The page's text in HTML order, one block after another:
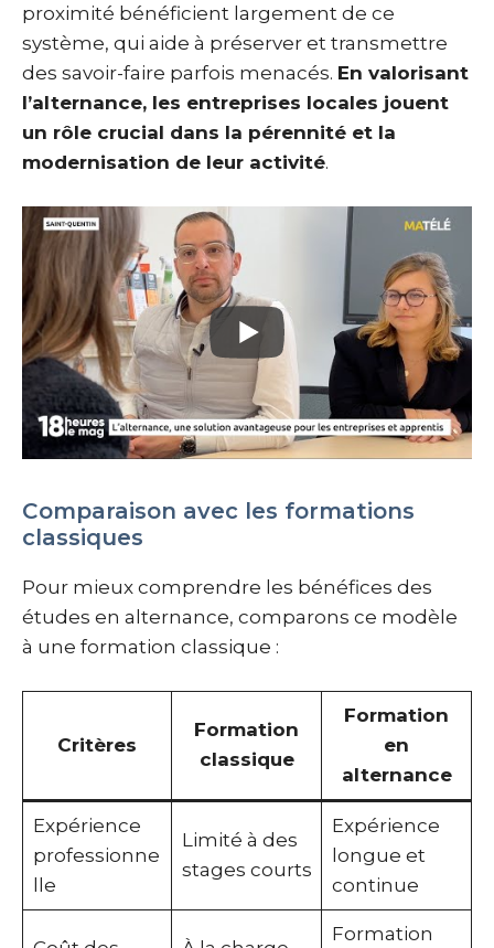
proximité bénéficient largement de ce
système, qui aide à préserver et transmettre
des savoir-faire parfois menacés. En valorisant
l’alternance, les entreprises locales jouent
un rôle crucial dans la pérennité et la
modernisation de leur activité.
Comparaison avec les formations
classiques
Pour mieux comprendre les bénéfices des
études en alternance, comparons ce modèle
à une formation classique :
Critères
Formation
classique
Formation
en
alternance
Expérience
professionne
lle
Limité à des
stages courts
Expérience
longue et
continue
Formation